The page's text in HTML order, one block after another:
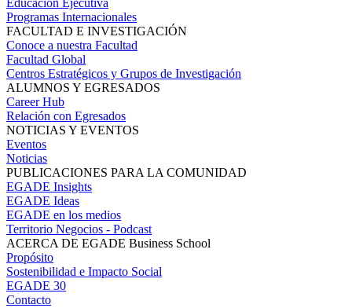
Educación Ejecutiva
Programas Internacionales
FACULTAD E INVESTIGACIÓN
Conoce a nuestra Facultad
Facultad Global
Centros Estratégicos y Grupos de Investigación
ALUMNOS Y EGRESADOS
Career Hub
Relación con Egresados
NOTICIAS Y EVENTOS
Eventos
Noticias
PUBLICACIONES PARA LA COMUNIDAD
EGADE Insights
EGADE Ideas
EGADE en los medios
Territorio Negocios - Podcast
ACERCA DE EGADE Business School
Propósito
Sostenibilidad e Impacto Social
EGADE 30
Contacto